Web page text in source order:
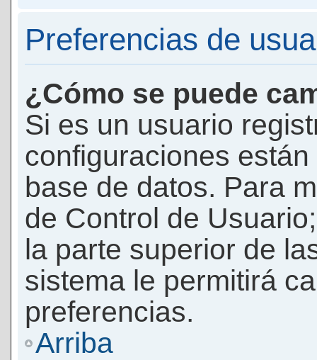
Preferencias de
¿Cómo se puede
Si es un usuario
configuraciones
base de datos. Para
de Control de
la parte superior de
sistema le permitirá
preferencias.
Arriba